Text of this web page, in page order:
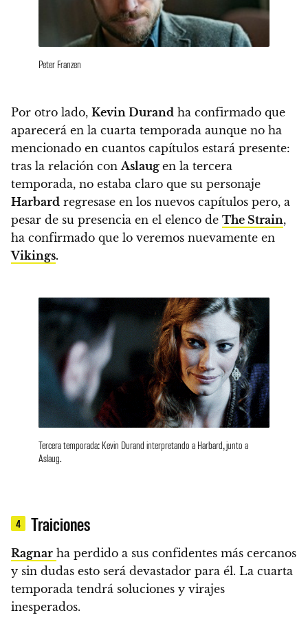
Peter Franzen
Por otro lado, Kevin Durand ha confirmado que
aparecerá en la cuarta temporada aunque no ha
mencionado en cuantos capítulos estará presente:
tras la relación conAslaug en la tercera
temporada, no estaba claro que su personaje
Harbard regresase en los nuevos capítulos pero, a
pesar de su presencia en el elenco de The Strain,
ha confirmado que lo veremos nuevamente en
Vikings.
Tercera temporada: Kevin Durand interpretando a Harbard, junto a
Aslaug.
4 Traiciones
Ragnar ha perdido a sus confidentes más cercanos
y sin dudas esto será devastador para él. La cuarta
temporada tendrá soluciones y virajes
inesperados.